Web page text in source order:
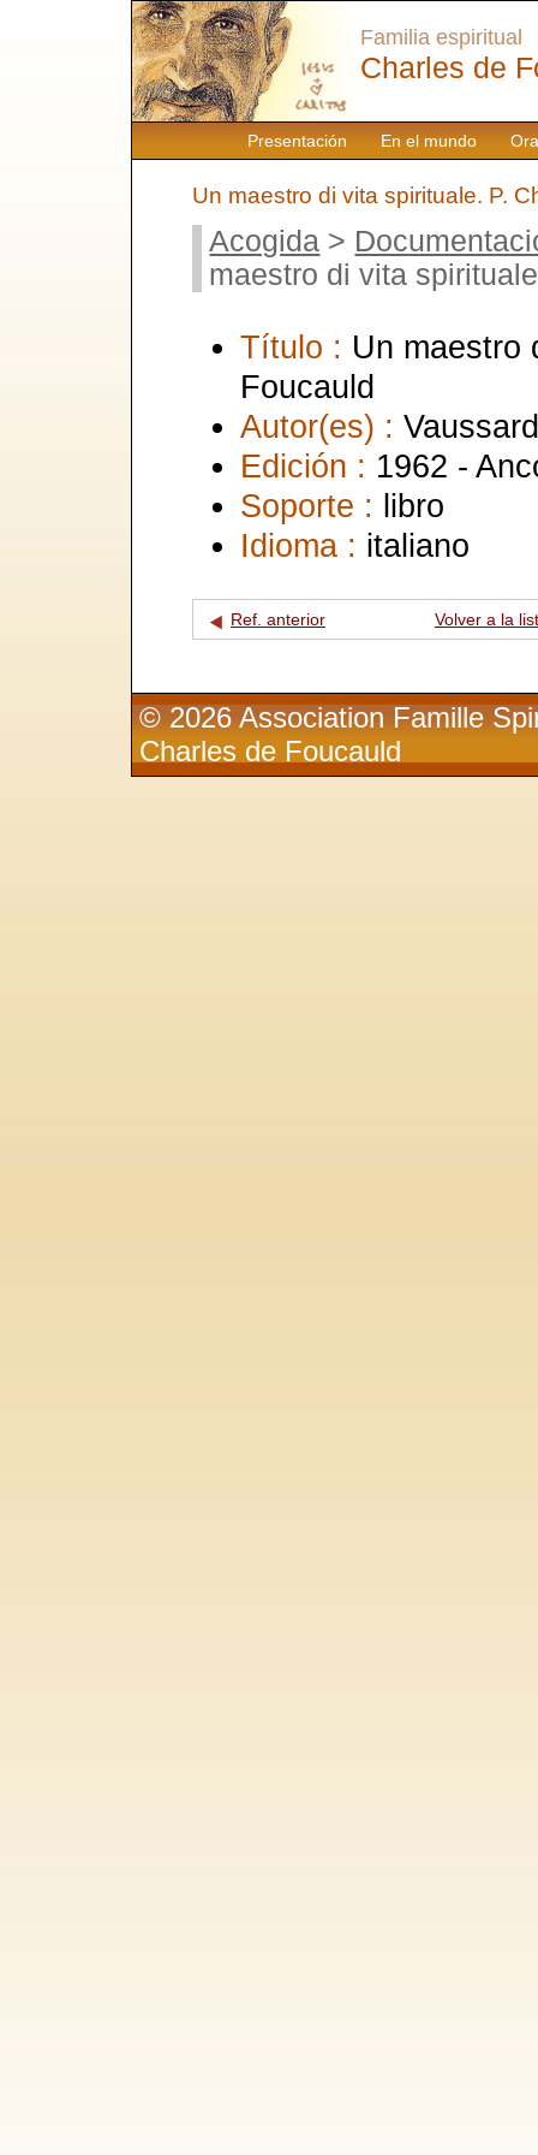
Presentación En el mundo
Familia espiritual
Charles de
Un maestro di vita spirituale. P.
Acogida >
maestro di vita
Título : Un maestro
Foucauld
Autor(es) :
Edición : 1962 -
Soporte : libro
Idioma : italiano
Ref. anterior Volver a la
© 2026 Association Famille
Charles de Foucauld